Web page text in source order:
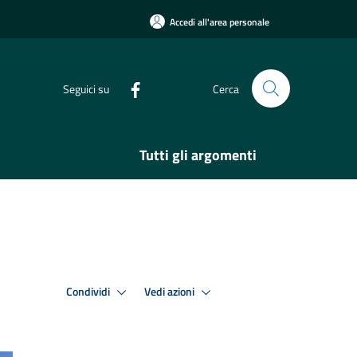
Accedi all'area personale
Seguici su Cerca
Tutti gli argomenti
Condividi Vedi azioni